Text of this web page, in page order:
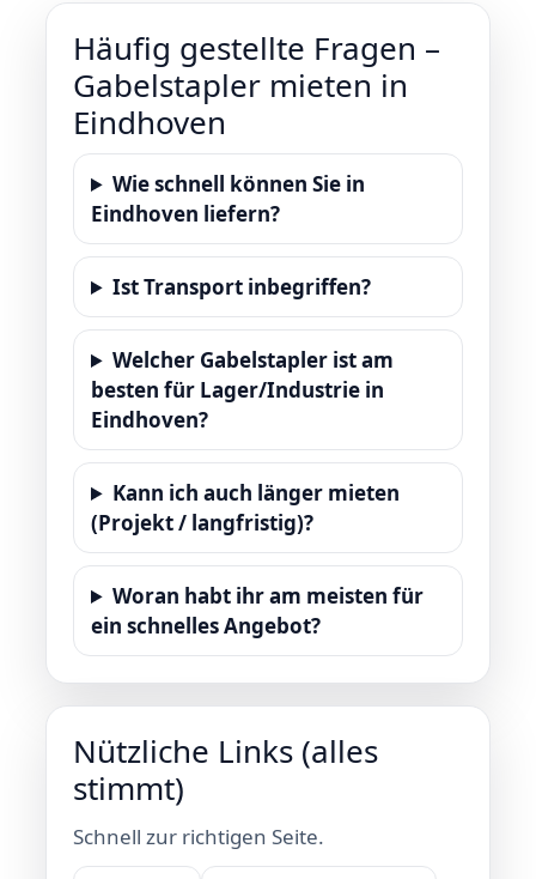
Häufig gestellte Fragen –
Gabelstapler mieten in
Eindhoven
Wie schnell können Sie in
Eindhoven liefern?
Ist Transport inbegriffen?
Welcher Gabelstapler ist am
besten für Lager/Industrie in
Eindhoven?
Kann ich auch länger mieten
(Projekt / langfristig)?
Woran habt ihr am meisten für
ein schnelles Angebot?
Nützliche Links (alles
stimmt)
Schnell zur richtigen Seite.